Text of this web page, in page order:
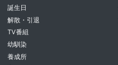
誕生日
解散・引退
TV番組
幼馴染
養成所